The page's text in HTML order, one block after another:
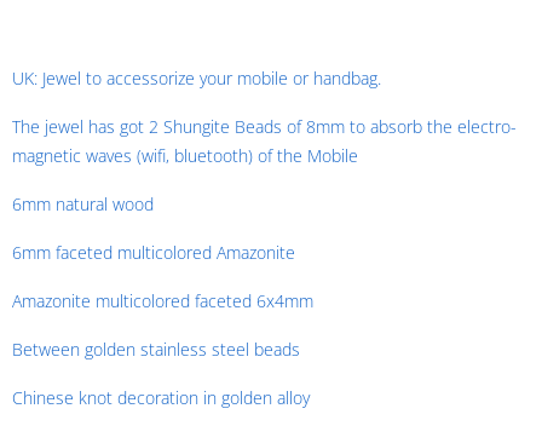
UK: Jewel to accessorize your mobile or handbag.
The jewel has got 2 Shungite Beads of 8mm to absorb the electro-
magnetic waves (wifi, bluetooth) of the Mobile
6mm natural wood
6mm faceted multicolored Amazonite
Amazonite multicolored faceted 6x4mm
Between golden stainless steel beads
Chinese knot decoration in golden alloy